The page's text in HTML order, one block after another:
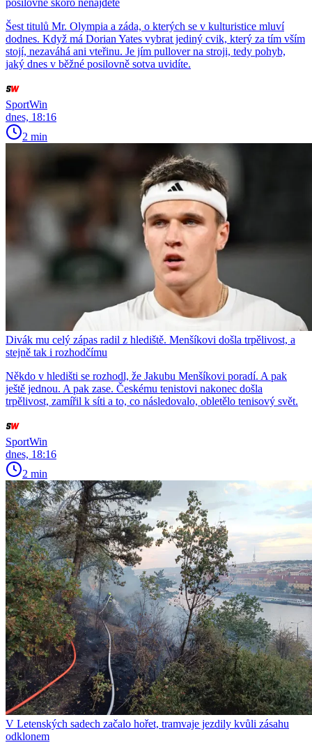
posilovně skoro nenajdete
Šest titulů Mr. Olympia a záda, o kterých se v kulturistice mluví
dodnes. Když má Dorian Yates vybrat jediný cvik, který za tím vším
stojí, nezaváhá ani vteřinu. Je jím pullover na stroji, tedy pohyb,
jaký dnes v běžné posilovně sotva uvidíte.
SportWin
dnes, 18:16
2 min
Divák mu celý zápas radil z hlediště. Menšíkovi došla trpělivost, a
stejně tak i rozhodčímu
Někdo v hledišti se rozhodl, že Jakubu Menšíkovi poradí. A pak
ještě jednou. A pak zase. Českému tenistovi nakonec došla
trpělivost, zamířil k síti a to, co následovalo, obletělo tenisový svět.
SportWin
dnes, 18:16
2 min
V Letenských sadech začalo hořet, tramvaje jezdily kvůli zásahu
odklonem